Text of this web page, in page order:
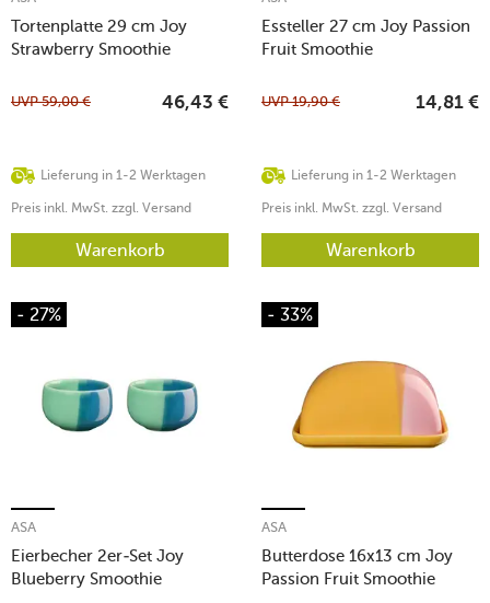
Tortenplatte 29 cm Joy
Strawberry Smoothie
Lieferung in 1-2 Werktagen
UVP59,00 € 46,43 €
Preis inkl. MwSt. zzgl. Versand
Warenkorb
Essteller 27 cm Joy Passion
Fruit Smoothie
Lieferung in 1-2 Werktagen
UVP19,90 € 14,81 €
Preis inkl. MwSt. zzgl. Versand
Warenkorb
- 27%
Eierbecher 2er-Set Joy
Blueberry Smoothie
ASA
- 33%
Butterdose 16x13 cm Joy
Passion Fruit Smoothie
ASA